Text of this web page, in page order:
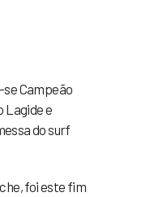
Campeão
Lagide e
do surf
foi este fim